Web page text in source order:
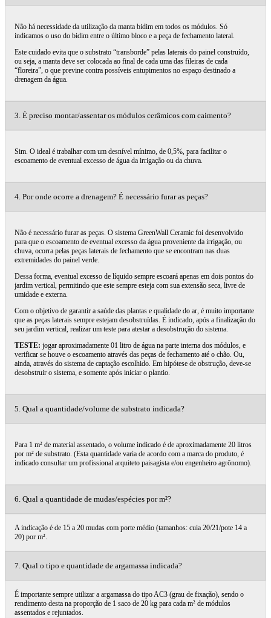
Não há necessidade da utilização da manta bidim em todos os módulos. Só
indicamos o uso do bidim entre o último bloco e a peça de fechamento lateral.
Este cuidado evita que o substrato “transborde” pelas laterais do painel construído,
ou seja, a manta deve ser colocada ao final de cada uma das fileiras de cada
“floreira”, o que previne contra possíveis entupimentos no espaço destinado a
drenagem da água.
3. É preciso montar/assentar os módulos cerâmicos com caimento?
Sim. O ideal é trabalhar com um desnível mínimo, de 0,5%, para facilitar o
escoamento de eventual excesso de água da irrigação ou da chuva.
4. Por onde ocorre a drenagem? É necessário furar as peças?
Não é necessário furar as peças. O sistema GreenWall Ceramic foi desenvolvido
para que o escoamento de eventual excesso da água proveniente da irrigação, ou
chuva, ocorra pelas peças laterais de fechamento que se encontram nas duas
extremidades do painel verde.
Dessa forma, eventual excesso de líquido sempre escoará apenas em dois pontos do
jardim vertical, permitindo que este sempre esteja com sua extensão seca, livre de
umidade e externa.
Com o objetivo de garantir a saúde das plantas e qualidade do ar, é muito importante
que as peças laterais sempre estejam desobstruídas. É indicado, após a finalização do
seu jardim vertical, realizar um teste para atestar a desobstrução do sistema.
TESTE: jogar aproximadamente 01 litro de água na parte interna dos módulos, e
verificar se houve o escoamento através das peças de fechamento até o chão. Ou,
ainda, através do sistema de captação escolhido. Em hipótese de obstrução, deve-se
desobstruir o sistema, e somente após iniciar o plantio.
5. Qual a quantidade/volume de substrato indicada?
Para 1 m² de material assentado, o volume indicado é de aproximadamente 20 litros
por m² de substrato. (Esta quantidade varia de acordo com a marca do produto, é
indicado consultar um profissional arquiteto paisagista e/ou engenheiro agrônomo).
6. Qual a quantidade de mudas/espécies por m²?
A indicação é de 15 a 20 mudas com porte médio (tamanhos: cuia 20/21/pote 14 a
20) por m².
7. Qual o tipo e quantidade de argamassa indicada?
É importante sempre utilizar a argamassa do tipo AC3 (grau de fixação), sendo o
rendimento desta na proporção de 1 saco de 20 kg para cada m² de módulos
assentados e rejuntados.